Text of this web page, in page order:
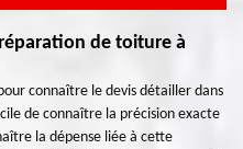
de toiture à
connaître le devis détailler dans
de connaître la précision exacte
la dépense liée à cette